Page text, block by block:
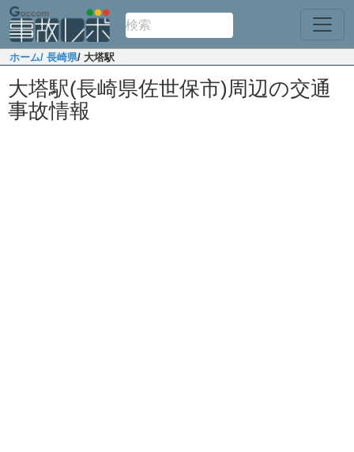
ホーム/ 長崎県/ 大塔駅
大塔駅(長崎県佐世保市)周辺の交通
事故情報